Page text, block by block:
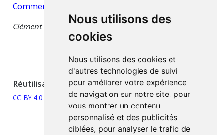
Nous utilisons des
cookies
Nous utilisons des cookies et
d'autres technologies de suivi
pour améliorer votre expérience
de navigation sur notre site, pour
vous montrer un contenu
personnalisé et des publicités
ciblées, pour analyser le trafic de
Commentaires de l’article
Clément Carbonnier
Réutilisation
CC BY 4.0